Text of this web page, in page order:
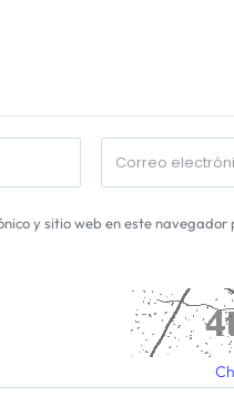
y sitio web en este